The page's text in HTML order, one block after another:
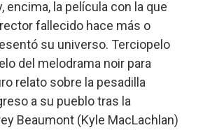
encima, la película con la que
fallecido hace más o
su universo. Terciopelo
del melodrama noir para
relato sobre la pesadilla
a su pueblo tras la
Beaumont (Kyle MacLachlan)